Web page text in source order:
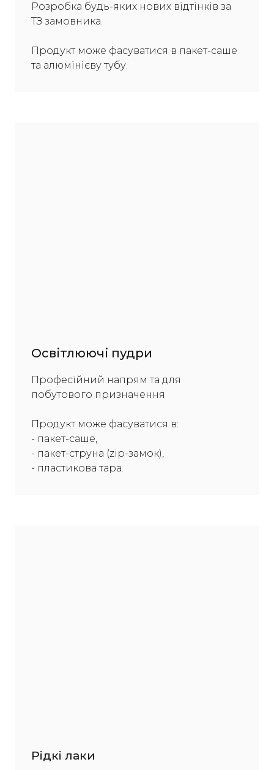
Розробка будь-яких нових відтінків за
ТЗ замовника.
Продукт може фасуватися в пакет-саше
та алюмінієву тубу.
Освітлюючі пудри
Професійний напрям та для
побутового призначення
Продукт може фасуватися в:
- пакет-саше,
- пакет-струна (zip-замок),
- пластикова тара.
Рідкі лаки